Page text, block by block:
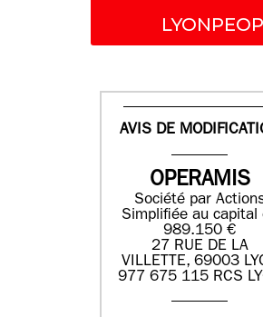
AVIS DE
OPERAMIS
Société par
Simplifiée au capital
989.150 €
27 RUE DE LA
VILLETTE, 69003
977 675 115 RCS